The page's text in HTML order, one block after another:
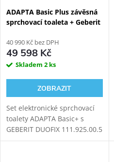
ADAPTA Basic Plus závěsná
sprchovací toaleta + Geberit
40 990 Kč bez DPH
49 598 Kč
Skladem 2 ks
ZOBRAZIT
Set elektronické sprchovací
toalety ADAPTA Basic+ s
GEBERIT DUOFIX 111.925.00.5
modulem pro závěsné